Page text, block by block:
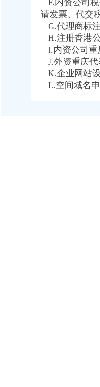
办营业执照,哈尔滨代
七区工商注册_郑州去
照|工商注册查询商标_商
代理公司注册代办公
高新区营业执照代办|郑州
注册流程及费用
贸区|公司工商执
贸区|公司工商执
网
务蒋会计代理的图片】-芜
执照工商-贵58同城
登记、资质审-昆明58同城
理注册公司|青岛高新区注
办公司注册,代办
司|沧州工商注册|沧州公司
】-江门市蓬江区光
办公司注册,代办
武广外代理注册公
账公司,注册公司执照
注册_雄安代办执照-雄安新
营业执照代办机构_成都工
业执照多少钱】-宝安宝安
代理记账-利丰财务
F.内资公司
请发票、代交
G.代理商标
H.注册香港
I.内资公司重
J.外资重庆代
K.企业网站
L.空间域名